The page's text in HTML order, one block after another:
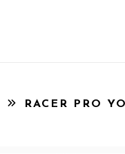
RACER PRO